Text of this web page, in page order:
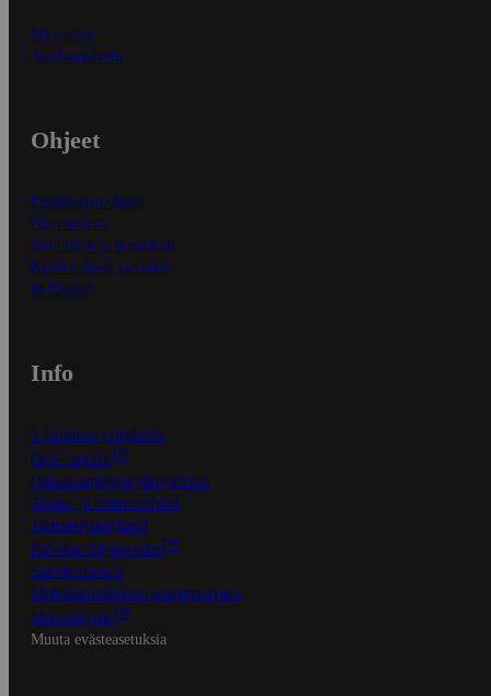
Myymälät
Asiakaspalvelu
Ohjeet
Ensitilaajan ohjeet
Näin maksat
Näin tilaat ja muokkaat
Kaikki ohjeet ja vinkit
In English
Info
S-Business yrityksille
Oiva-raportit
Osuuskauppojen yhteystiedot
Tilaus- ja toimitusehdot
Tietosuojakäytäntö
Palvelun käyttöehdot
Saavutettavuus
Mobiilisovelluksen saavutettavuus
Mainostajalle
Muuta evästeasetuksia